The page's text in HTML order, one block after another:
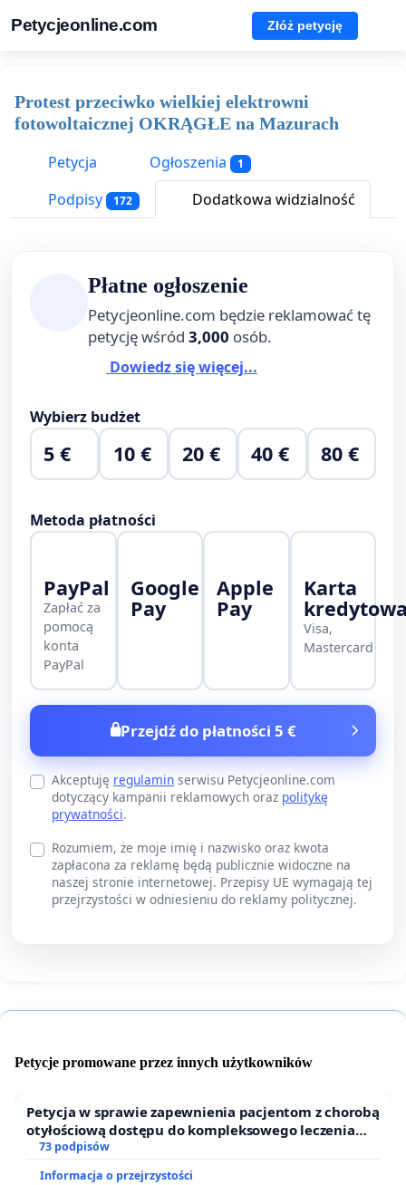
Petycjeonline.com Złóż petycję
Protest przeciwko wielkiej elektrowni
fotowoltaicznej OKRĄGŁE na Mazurach
Petycja
Ogłoszenia 1
Podpisy 172 Dodatkowa widzialność
Płatne ogłoszenie
Petycjeonline.com będzie reklamować tę
petycję wśród 3,000 osób.
Dowiedz się więcej...
Wybierz budżet
5 € 10 € 20 € 40 € 80 €
Metoda płatności
PayPal
Zapłać za
pomocą
konta
PayPal
Google
Pay
Apple
Pay
Karta
Visa,
Mastercard
Przejdź do płatności 5 €
Akceptuję regulamin serwisu Petycjeonline.com
dotyczący kampanii reklamowych oraz politykę
prywatności.
Rozumiem, że moje imię i nazwisko oraz kwota
zapłacona za reklamę będą publicznie widoczne na
naszej stronie internetowej. Przepisy UE wymagają tej
przejrzystości w odniesieniu do reklamy politycznej.
Petycje promowane przez innych użytkowników
Petycja w sprawie zapewnienia pacjentom z chorobą
otyłościową dostępu do kompleksowego leczenia
oraz programów profilaktycznych.
73 podpisów
Informacja o przejrzystości